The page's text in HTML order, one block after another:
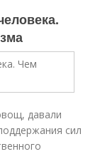
давали
сил